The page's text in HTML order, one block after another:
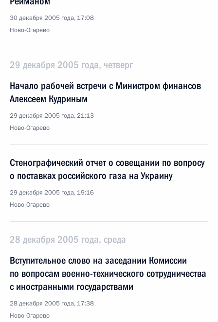
30 декабря 2005 года, 17:08
Ново-Огарево
29 декабря 2005 года, четверг
Начало рабочей встречи с Министром финансов
Алексеем Кудриным
29 декабря 2005 года, 21:13
Ново-Огарево
Стенографический отчет о совещании по вопросу
о поставках российского газа на Украину
29 декабря 2005 года, 19:16
Ново-Огарево
28 декабря 2005 года, среда
Вступительное слово на заседании Комиссии
по вопросам военно-технического сотрудничества
с иностранными государствами
28 декабря 2005 года, 17:38
Ново-Огарево